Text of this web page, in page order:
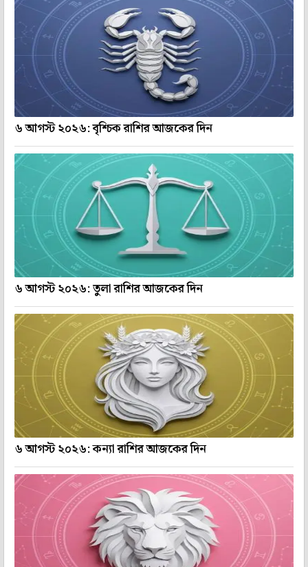
৬ আগস্ট ২০২৬: বৃশ্চিক রাশির আজকের দিন
৬ আগস্ট ২০২৬: তুলা রাশির আজকের দিন
৬ আগস্ট ২০২৬: কন্যা রাশির আজকের দিন